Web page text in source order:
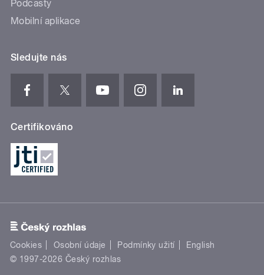
Podcasty
Mobilní aplikace
Sledujte nás
Certifikováno
Cookies Osobní údaje Podmínky užití
English
© 1997-2026 Český rozhlas